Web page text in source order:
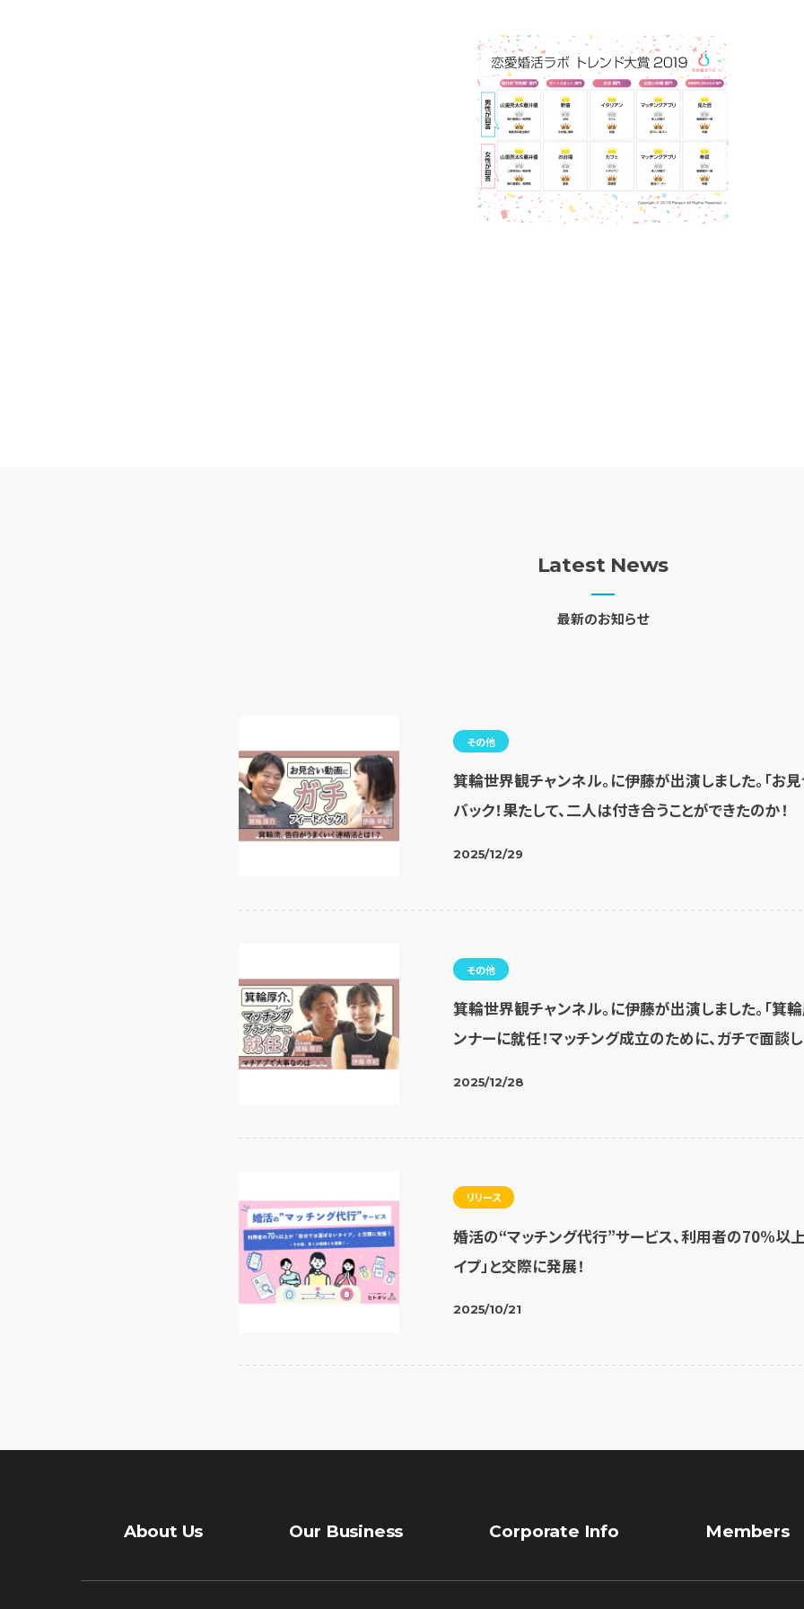
Latest News
最新のお知らせ
その他
箕輪世界観チャンネル。に伊藤が出演しました。「お
バック！果たして、二人は付き合うことができたのか！
2025/12/29
その他
箕輪世界観チャンネル。に伊藤が出演しました。「箕
ンナーに就任！マッチング成立のために、ガチで面談し
2025/12/28
リリース
婚活の“マッチング代行”サービス、利用者の70%以
イプ」と交際に発展！
2025/10/21
About Us Our Business Corporate Info Members